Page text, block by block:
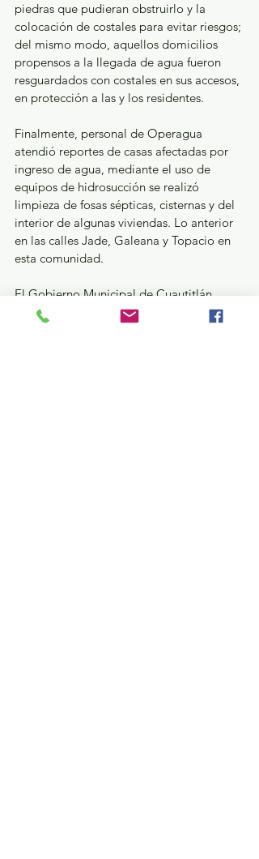
piedras que pudieran obstruirlo y la
colocación de costales para evitar riesgos;
del mismo modo, aquellos domicilios
propensos a la llegada de agua fueron
resguardados con costales en sus accesos,
en protección a las y los residentes.
Finalmente, personal de Operagua
atendió reportes de casas afectadas por
ingreso de agua, mediante el uso de
equipos de hidrosucción se realizó
limpieza de fosas sépticas, cisternas y del
interior de algunas viviendas. Lo anterior
en las calles Jade, Galeana y Topacio en
esta comunidad.
El Gobierno Municipal de Cuautitlán
Izcalli reitera su compromiso de atención